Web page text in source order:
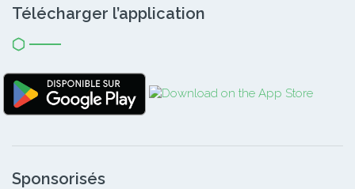
Télécharger l’application
Sponsorisés